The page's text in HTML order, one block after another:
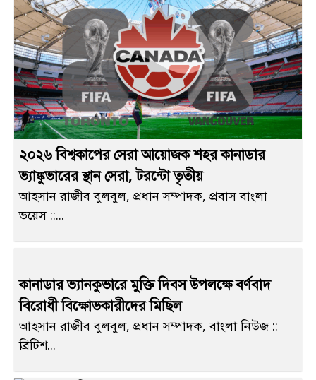
২০২৬ বিশ্বকাপের সেরা আয়োজক শহর কানাডার
ভ্যাঙ্কুভারের স্থান সেরা, টরন্টো তৃতীয়
আহসান রাজীব বুলবুল, প্রধান সম্পাদক, প্রবাস বাংলা
ভয়েস ::...
কানাডার ভ্যানকুভারে মুক্তি দিবস উপলক্ষে বর্ণবাদ
বিরোধী বিক্ষোভকারীদের মিছিল
আহসান রাজীব বুলবুল, প্রধান সম্পাদক, বাংলা নিউজ ::
ব্রিটিশ...